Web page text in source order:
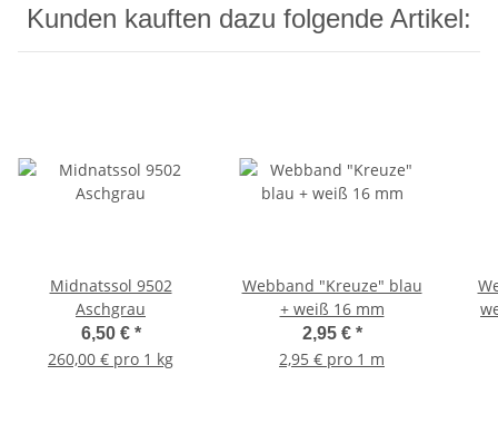
Kunden kauften dazu folgende Artikel:
Midnatssol 9502
Aschgrau
6,50 € *
260,00 € pro 1 kg
Webband "Kreuze" blau
+ weiß 16 mm
2,95 € *
2,95 € pro 1 m